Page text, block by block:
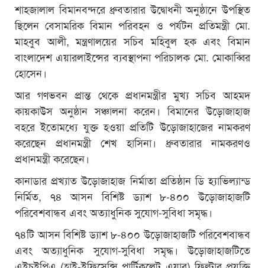
শাহজালাল বিমানবন্দরে ধ্রুবতারার উদ্বোধনী অনুষ্ঠানে উপস্থিত
ছিলেন বেসামরিক বিমান পরিবহন ও পর্যটন প্রতিমন্ত্রী মো.
মাহবুব আলী, মন্ত্রণালয়ের সচিব মহিবুল হক এবং বিমান
বাংলাদেশ এয়ারলাইন্সের ব্যবস্থাপনা পরিচালক মো. মোকাব্বির
হোসেন।
আর গণভবন প্রান্ত থেকে প্রধানমন্ত্রীর মুখ্য সচিব আহমদ
কায়কাউস অনুষ্ঠান সঞ্চালনা করেন। বিমানের উড়োজাহাজ
বহরে ইতোমধ্যে যুক্ত হওয়া প্রতিটি উড়োজাহাজের নামকরণ
করেছেন প্রধানমন্ত্রী শেখ হাসিনা। ধ্রুবতারার নামকরণও
প্রধানমন্ত্রী করেছেন।
কানাডার প্রখ্যাত উড়োজাহাজ নির্মাতা প্রতিষ্ঠান ডি হ্যাভিল্যান্ড
নির্মিত, ৭৪ আসন বিশিষ্ট ড্যাশ ৮-৪০০ উড়োজাহাজটি
পরিবেশবান্ধব এবং অত্যাধুনিক সুযোগ-সুবিধা সমৃদ্ধ।
৭৪টি আসন বিশিষ্ট ড্যাশ ৮-৪০০ উড়োজাহাজটি পরিবেশবান্ধব
এবং অত্যাধুনিক সুযোগ-সুবিধা সমৃদ্ধ। উড়োজাহাজটিতে